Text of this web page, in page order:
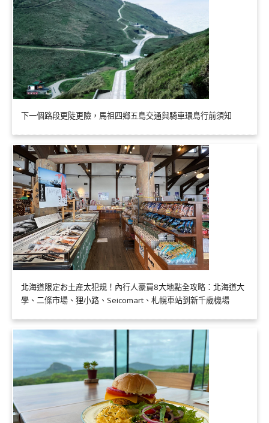
下一個路段更陡更險，馬祖四鄉五島交通與騎車環島行前須知
北海道限定お土産太犯規！內行人豪買8大地點全攻略：北海道大
學、二條市場、狸小路、Seicomart、札幌車站到新千歲機場